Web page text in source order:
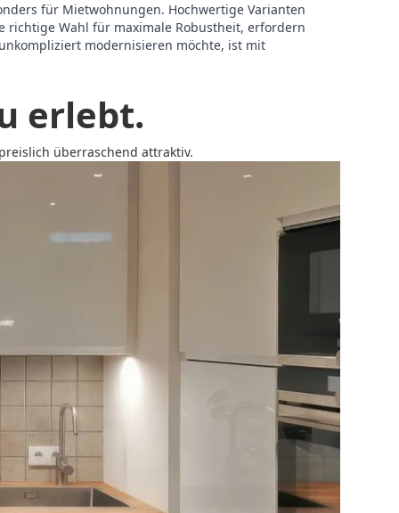
für Mietwohnungen. Hochwertige Varianten
richtige Wahl für maximale Robustheit, erfordern
modernisieren möchte, ist mit
erlebt.
überraschend attraktiv.